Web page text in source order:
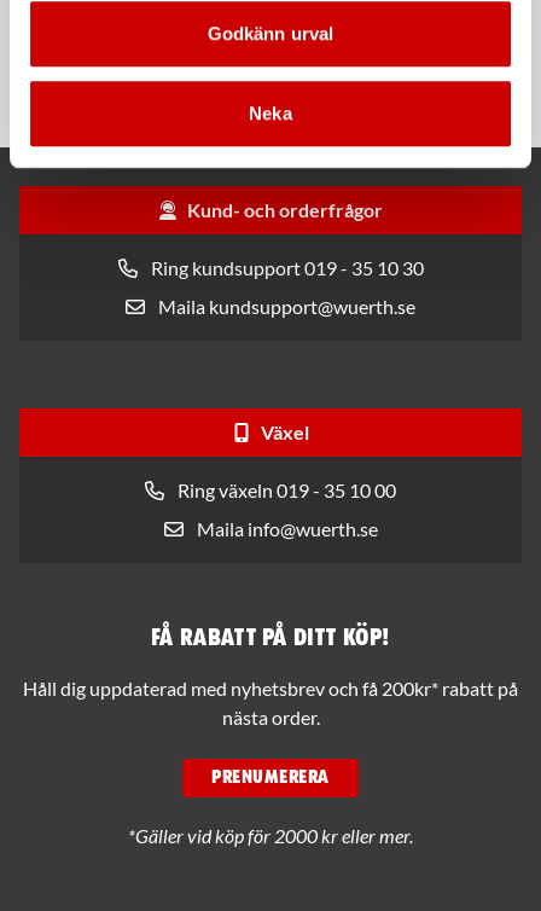
Godkänn urval
Neka
För snabb och effektiv rengöring
metall-, plast- och gummidetaljer.
Kund- och orderfrågor
Ring kundsupport 019 - 35 10 30
Maila kundsupport@wuerth.se
Växel
Ring växeln 019 - 35 10 00
Maila info@wuerth.se
Få rabatt på ditt köp!
Håll dig uppdaterad med nyhetsbrev och få 200kr* rabatt på
nästa order.
PRENUMERERA
*Gäller vid köp för 2000 kr eller mer.